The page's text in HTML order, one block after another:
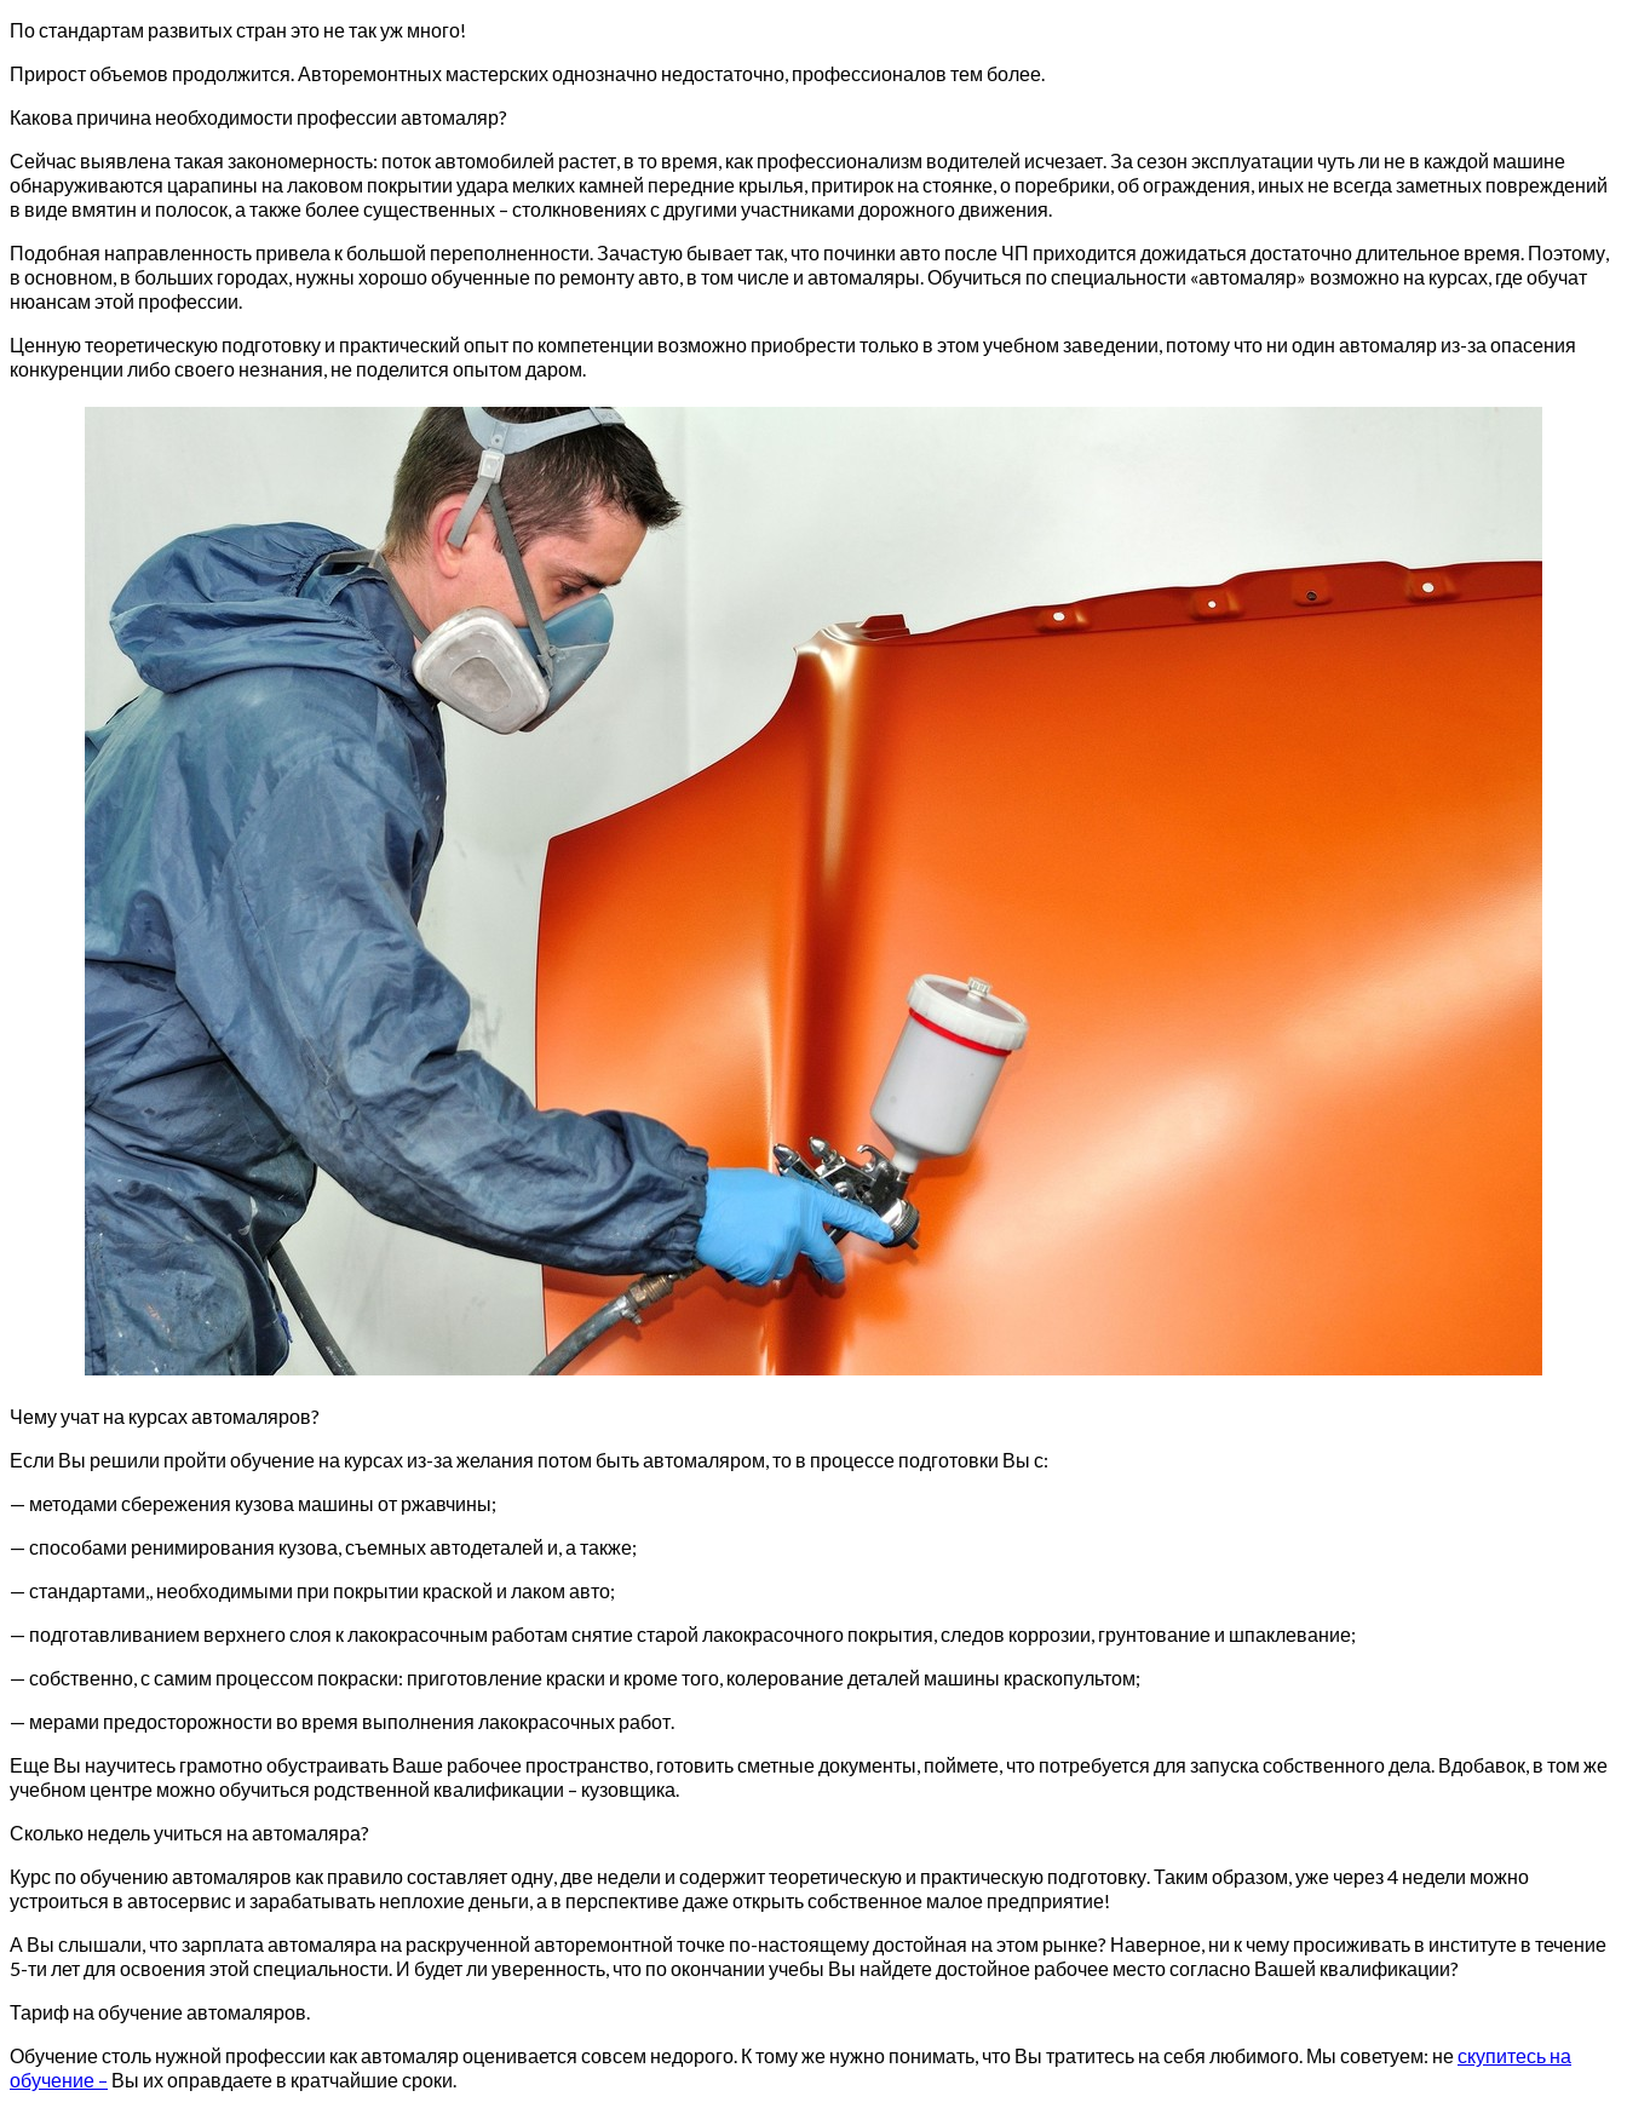
По стандартам развитых стран это не так уж много!
Прирост объемов продолжится. Авторемонтных мастерских однозначно недостаточно, профессионалов тем более.
Какова причина необходимости профессии автомаляр?
Сейчас выявлена такая закономерность: поток автомобилей растет, в то время, как профессионализм водителей исчезает. За сезон эксплуатации чуть ли не в каждой машине
обнаруживаются царапины на лаковом покрытии удара мелких камней передние крылья, притирок на стоянке, о поребрики, об ограждения, иных не всегда заметных повреждений
в виде вмятин и полосок, а также более существенных – столкновениях с другими участниками дорожного движения.
Подобная направленность привела к большой переполненности. Зачастую бывает так, что починки авто после ЧП приходится дожидаться достаточно длительное время. Поэтому,
в основном, в больших городах, нужны хорошо обученные по ремонту авто, в том числе и автомаляры. Обучиться по специальности «автомаляр» возможно на курсах, где обучат
нюансам этой профессии.
Ценную теоретическую подготовку и практический опыт по компетенции возможно приобрести только в этом учебном заведении, потому что ни один автомаляр из-за опасения
конкуренции либо своего незнания, не поделится опытом даром.
Чему учат на курсах автомаляров?
Если Вы решили пройти обучение на курсах из-за желания потом быть автомаляром, то в процессе подготовки Вы с:
— методами сбережения кузова машины от ржавчины;
— способами ренимирования кузова, съемных автодеталей и, а также;
— стандартами,, необходимыми при покрытии краской и лаком авто;
— подготавливанием верхнего слоя к лакокрасочным работам снятие старой лакокрасочного покрытия, следов коррозии, грунтование и шпаклевание;
— собственно, с самим процессом покраски: приготовление краски и кроме того, колерование деталей машины краскопультом;
— мерами предосторожности во время выполнения лакокрасочных работ.
Еще Вы научитесь грамотно обустраивать Ваше рабочее пространство, готовить сметные документы, поймете, что потребуется для запуска собственного дела. Вдобавок, в том же
учебном центре можно обучиться родственной квалификации – кузовщика.
Сколько недель учиться на автомаляра?
Курс по обучению автомаляров как правило составляет одну, две недели и содержит теоретическую и практическую подготовку. Таким образом, уже через 4 недели можно
устроиться в автосервис и зарабатывать неплохие деньги, а в перспективе даже открыть собственное малое предприятие!
А Вы слышали, что зарплата автомаляра на раскрученной авторемонтной точке по-настоящему достойная на этом рынке? Наверное, ни к чему просиживать в институте в течение
5-ти лет для освоения этой специальности. И будет ли уверенность, что по окончании учебы Вы найдете достойное рабочее место согласно Вашей квалификации?
Тариф на обучение автомаляров.
Обучение столь нужной профессии как автомаляр оценивается совсем недорого. К тому же нужно понимать, что Вы тратитесь на себя любимого. Мы советуем: нескупитесь на
обучение – Вы их оправдаете в кратчайшие сроки.